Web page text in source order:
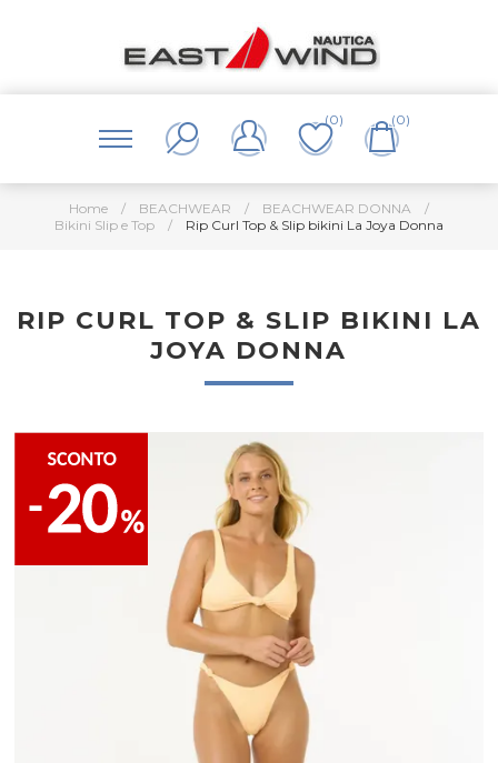
(0) (0)
Home / BEACHWEAR / BEACHWEAR DONNA
/
Bikini Slip e Top
/ Rip Curl Top & Slip bikini La Joya Donna
RIP CURL TOP & SLIP BIKINI LA
JOYA DONNA